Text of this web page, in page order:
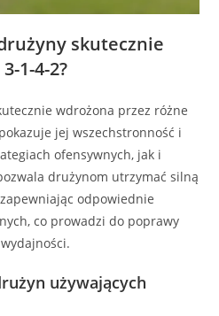
skutecznie
1-4-2?
wdrożona przez różne
jej wszechstronność i
ofensywnych, jak i
drużynom utrzymać silną
odpowiednie
co prowadzi do poprawy
używających